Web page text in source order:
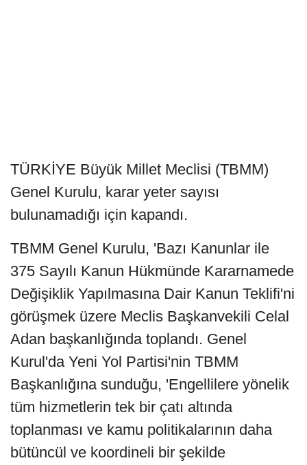
TÜRKİYE Büyük Millet Meclisi (TBMM)
Genel Kurulu, karar yeter sayısı
bulunamadığı için kapandı.
TBMM Genel Kurulu, 'Bazı Kanunlar ile
375 Sayılı Kanun Hükmünde Kararnamede
Değişiklik Yapılmasına Dair Kanun Teklifi'ni
görüşmek üzere Meclis Başkanvekili Celal
Adan başkanlığında toplandı. Genel
Kurul'da Yeni Yol Partisi'nin TBMM
Başkanlığına sunduğu, 'Engellilere yönelik
tüm hizmetlerin tek bir çatı altında
toplanması ve kamu politikalarının daha
bütüncül ve koordineli bir şekilde